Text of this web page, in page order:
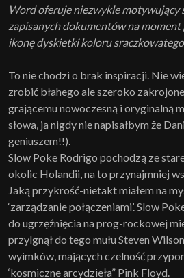
Word oferuje niezwykle motywujący
zapisanych dokumentów na
ikonę dyskietki koloru
To nie chodzi o brak inspiracji. Nie
zrobić błahego ale szeroko
grającemu nowoczesną i oryginalną
słowa, ja nigdy nie napisałbym że
geniuszem!!).
Slow Poke Rodrigo pochodzą ze
okolic Holandii, na to przynajmniej
Jaką przykrość-nietakt miałem na
‘zarządzanie połączeniami’. Slow
do ugrzęźnięcia na prog-rockowej
przylgnął do tego mułu Steven
wyimków, mających czelność
‘kosmiczne arcydzieła” Pink Floyd.